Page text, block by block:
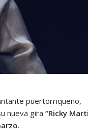
puertorriqueño,
nueva gira “Ricky
.